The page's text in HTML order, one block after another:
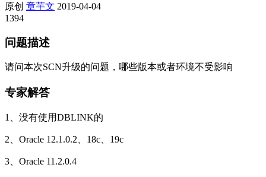
原创 章芋文 2019-04-04
1394
问题描述
请问本次SCN升级的问题，哪些版本或者环境不受影响
专家解答
1、没有使用DBLINK的
2、Oracle 12.1.0.2、18c、19c
3、Oracle 11.2.0.4